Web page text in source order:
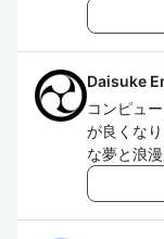
Daisuke
コンピュ
が良くな
な夢と浪